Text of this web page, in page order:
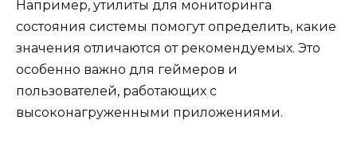
Например, утилиты для мониторинга
состояния системы помогут определить, какие
значения отличаются от рекомендуемых. Это
особенно важно для геймеров и
пользователей, работающих с
высоконагруженными приложениями.